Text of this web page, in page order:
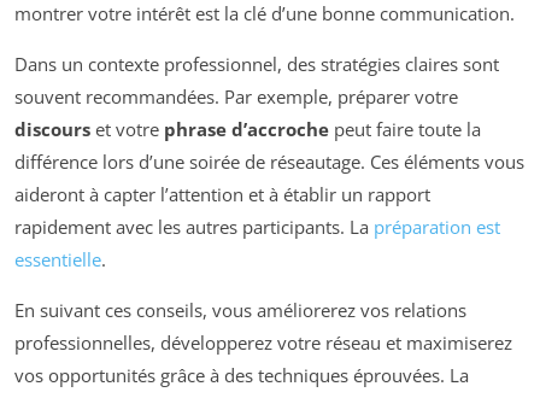
montrer votre intérêt est la clé d’une bonne communication.
Dans un contexte professionnel, des stratégies claires sont
souvent recommandées. Par exemple, préparer votre
discours et votre phrase d’accroche peut faire toute la
différence lors d’une soirée de réseautage. Ces éléments vous
aideront à capter l’attention et à établir un rapport
rapidement avec les autres participants. La préparation est
essentielle.
En suivant ces conseils, vous améliorerez vos relations
professionnelles, développerez votre réseau et maximiserez
vos opportunités grâce à des techniques éprouvées. La